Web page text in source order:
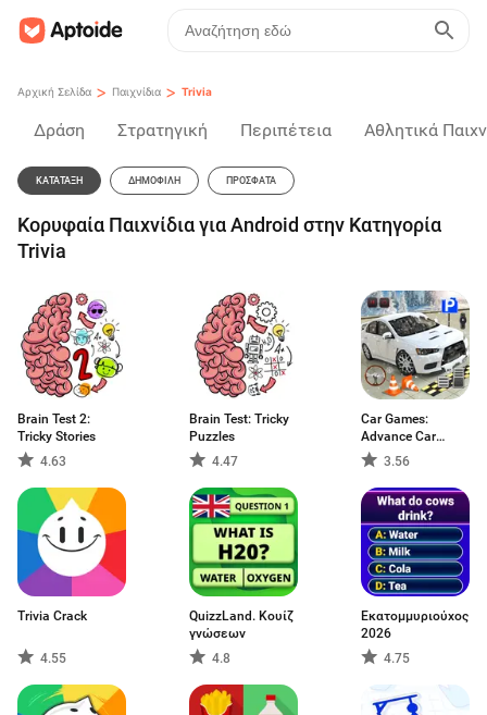
Αρχική Σελίδα > Παιχνίδια > Trivia
Δράση Στρατηγική Περιπέτεια Αθλητικά
ΚΑΤΆΤΑΞΗ ΔΗΜΟΦΙΛΉ ΠΡΌΣΦΑΤΑ
Κορυφαία Παιχνίδια για Android στην Κατηγορία
Trivia
Brain Test 2:
Tricky Stories
4.63
Brain Test: Tricky
Puzzles
4.47
Car Games:
Advance Car
Parking
3.56
Trivia Crack
4.55
QuizzLand. Κουίζ
γνώσεων
4.8
Εκατομμυριούχος
2026
4.75